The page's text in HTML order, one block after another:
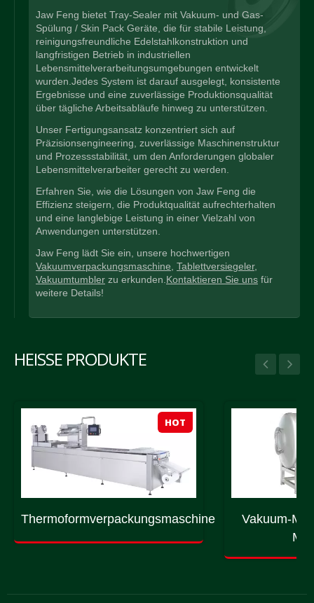
Jaw Feng bietet Tray-Sealer mit Vakuum- und Gas-
Spülung / Skin Pack Geräte, die für stabile Leistung,
reinigungsfreundliche Edelstahlkonstruktion und
langfristigen Betrieb in industriellen
Lebensmittelverarbeitungsumgebungen entwickelt
wurden.Jedes System ist darauf ausgelegt, konsistente
Ergebnisse und eine zuverlässige Produktionsqualität
über tägliche Arbeitsabläufe hinweg zu unterstützen.
Unser Fertigungsansatz konzentriert sich auf
Präzisionsengineering, zuverlässige Maschinenstruktur
und Prozessstabilität, um den Anforderungen globaler
Lebensmittelverarbeiter gerecht zu werden.
Erfahren Sie, wie die Lösungen von Jaw Feng die
Effizienz steigern, die Produktqualität aufrechterhalten
und eine langlebige Leistung in einer Vielzahl von
Anwendungen unterstützen.
Jaw Feng lädt Sie ein, unsere hochwertigen
Vakuumverpackungsmaschine Tablettversiegeler,
Vakuumtumbler zu erkunden. Kontaktieren Sie uns für
weitere Details!
HEISSE PRODUKTE
HOT
Thermoformverpackungsmaschine
Vakuum-